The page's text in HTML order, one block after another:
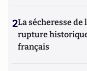
2La sécheresse de
rupture
français